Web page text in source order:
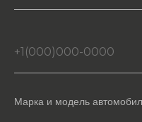
Марка и модель